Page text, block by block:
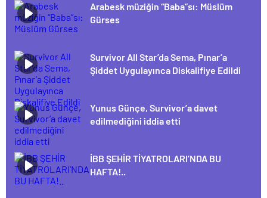
Arabesk müziğin “Baba”sı: Müslüm
Gürses
Survivor All Star’da Sema, Pınar’a
Şiddet Uygulayınca Diskalifiye Edildi
Yunus Günçe, Survivor’a davet
edilmediğini iddia etti
İBB ŞEHİR TİYATROLARI’NDA BU
HAFTA!..